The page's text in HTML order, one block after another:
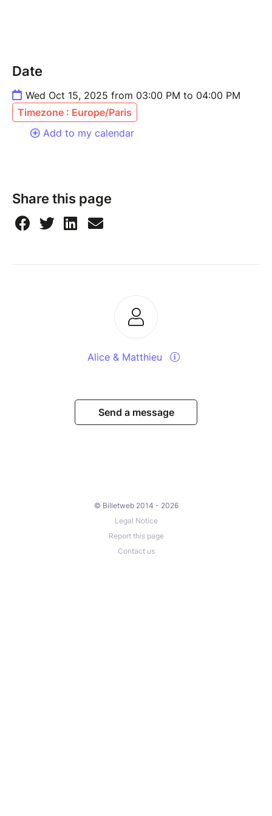
Date
Wed Oct 15, 2025 from 03:00 PM to 04:00 PM
Timezone : Europe/Paris
Add to my calendar
Share this page
Alice & Matthieu
Send a message
© Billetweb 2014 - 2026
Legal Notice
Report this page
Contact us